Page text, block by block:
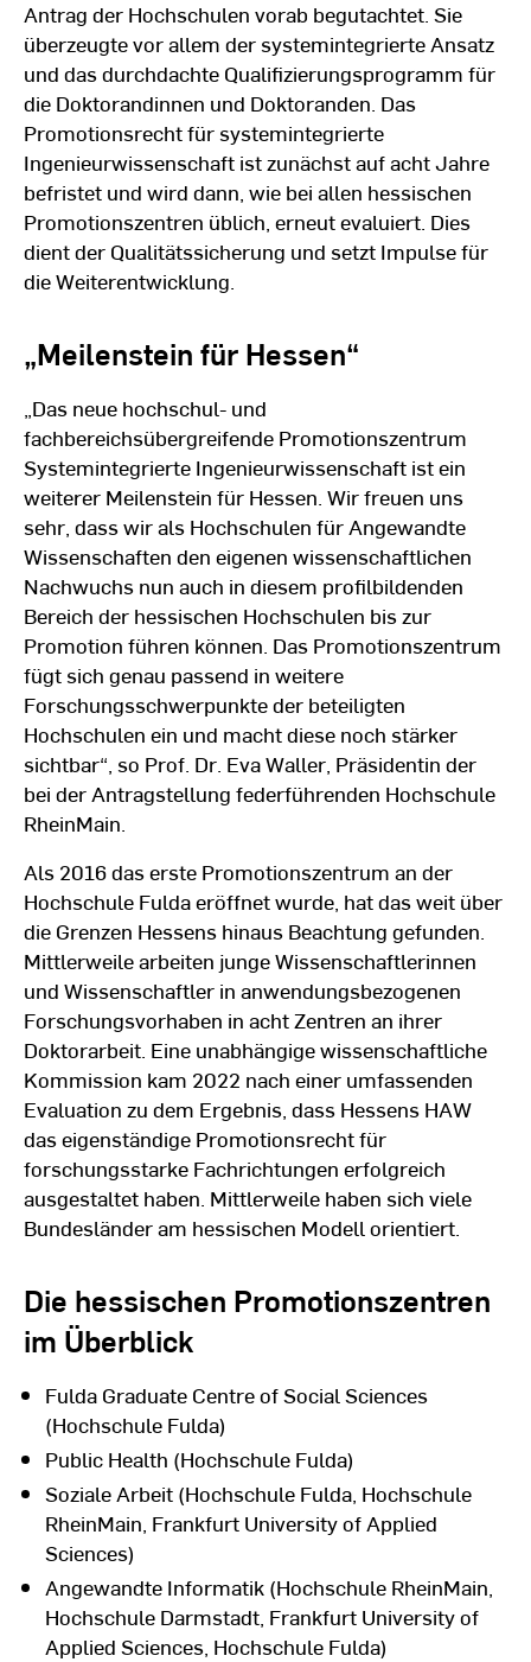
Antrag der Hochschulen vorab begutachtet. Sie
überzeugte vor allem der systemintegrierte Ansatz
und das durchdachte Qualifizierungsprogramm für
die Doktorandinnen und Doktoranden. Das
Promotionsrecht für systemintegrierte
Ingenieurwissenschaft ist zunächst auf acht Jahre
befristet und wird dann, wie bei allen hessischen
Promotionszentren üblich, erneut evaluiert. Dies
dient der Qualitätssicherung und setzt Impulse für
die Weiterentwicklung.
„Meilenstein für Hessen“
„Das neue hochschul- und
fachbereichsübergreifende Promotionszentrum
Systemintegrierte Ingenieurwissenschaft ist ein
weiterer Meilenstein für Hessen. Wir freuen uns
sehr, dass wir als Hochschulen für Angewandte
Wissenschaften den eigenen wissenschaftlichen
Nachwuchs nun auch in diesem profilbildenden
Bereich der hessischen Hochschulen bis zur
Promotion führen können. Das Promotionszentrum
fügt sich genau passend in weitere
Forschungsschwerpunkte der beteiligten
Hochschulen ein und macht diese noch stärker
sichtbar“, so Prof. Dr. Eva Waller, Präsidentin der
bei der Antragstellung federführenden Hochschule
RheinMain.
Als 2016 das erste Promotionszentrum an der
Hochschule Fulda eröffnet wurde, hat das weit über
die Grenzen Hessens hinaus Beachtung gefunden.
Mittlerweile arbeiten junge Wissenschaftlerinnen
und Wissenschaftler in anwendungsbezogenen
Forschungsvorhaben in acht Zentren an ihrer
Doktorarbeit. Eine unabhängige wissenschaftliche
Kommission kam 2022 nach einer umfassenden
Evaluation zu dem Ergebnis, dass Hessens HAW
das eigenständige Promotionsrecht für
forschungsstarke Fachrichtungen erfolgreich
ausgestaltet haben. Mittlerweile haben sich viele
Bundesländer am hessischen Modell orientiert.
Die hessischen Promotionszentren
im Überblick
Fulda Graduate Centre of Social Sciences
(Hochschule Fulda)
Public Health (Hochschule Fulda)
Soziale Arbeit (Hochschule Fulda, Hochschule
RheinMain, Frankfurt University of Applied
Sciences)
Angewandte Informatik (Hochschule RheinMain,
Hochschule Darmstadt, Frankfurt University of
Applied Sciences, Hochschule Fulda)